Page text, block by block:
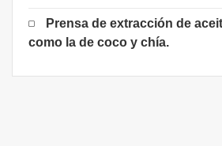
Prensa de extracción de
como la de coco y chía.